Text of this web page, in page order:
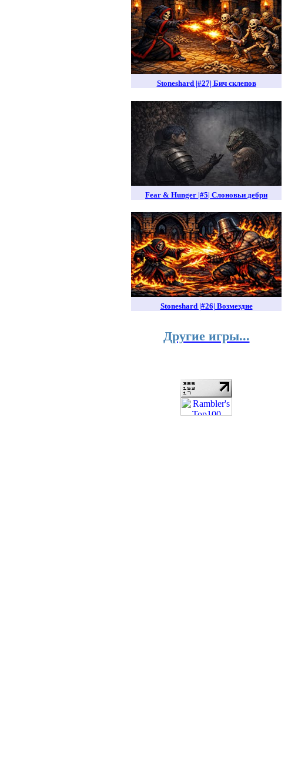
Stoneshard |#27| Бич склепов
Fear & Hunger |#5| Слоновьи дебри
Stoneshard |#26| Возмездие
Другие игры...